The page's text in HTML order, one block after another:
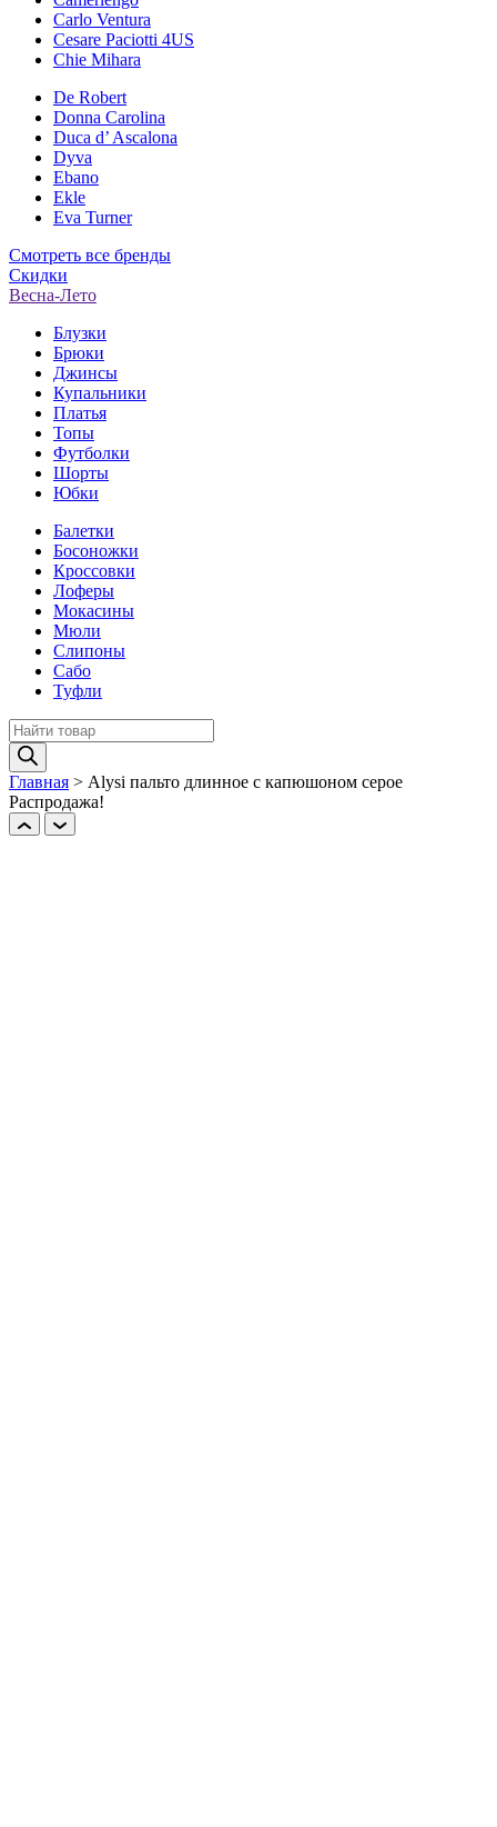
Carlo Ventura
Cesare Paciotti 4US
Chie Mihara
De Robert
Donna Carolina
Duca d’ Ascalona
Dyva
Ebano
Ekle
Eva Turner
Смотреть все бренды
Скидки
Весна-Лето
Блузки
Брюки
Джинсы
Купальники
Платья
Топы
Футболки
Шорты
Юбки
Балетки
Босоножки
Кроссовки
Лоферы
Мокасины
Мюли
Слипоны
Сабо
Туфли
Поиск
товаров
Главная > Alysi пальто длинное с капюшоном серое
Распродажа!